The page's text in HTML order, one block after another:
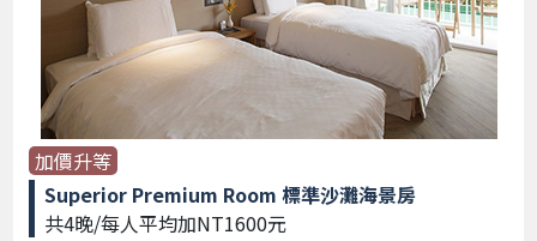
加價升等
Superior Premium Room 標準沙灘海景房
共4晚/每人平均加NT1600元